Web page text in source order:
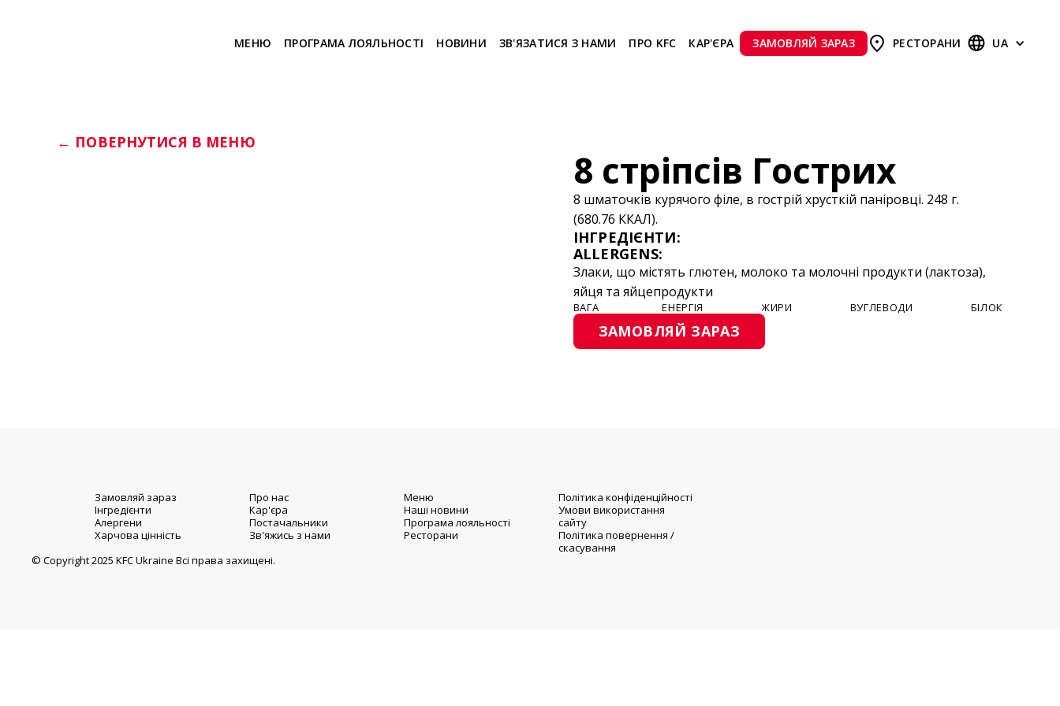
МЕНЮ ПРОГРАМА ЛОЯЛЬНОСТІ НОВИНИ ЗВ'ЯЗАТИСЯ З НАМИ ПРО KFC КАР'ЄРА ЗАМОВЛЯЙ ЗАРАЗ РЕСТОРАНИ UA
← ПОВЕРНУТИСЯ В МЕНЮ
8 стріпсів Гострих
8 шматочків курячого філе, в гострій хрусткій паніровці. 248 г.
(680.76 ККАЛ).
ІНГРЕДІЄНТИ:
ALLERGENS:
Злаки, що містять глютен, молоко та молочні продукти (лактоза),
яйця та яйцепродукти
ВАГА ЕНЕРГІЯ ЖИРИ ВУГЛЕВОДИ БІЛОК
ЗАМОВЛЯЙ ЗАРАЗ
Замовляй зараз
Інгредієнти
Алергени
Харчова цінність
Про нас
Кар'єра
Постачальники
Зв'яжись з нами
Меню
Наші новини
Програма лояльності
Ресторани
Політика конфіденційності
Умови використання
сайту
Політика повернення /
скасування
© Copyright 2025 KFC Ukraine Всі права захищені.